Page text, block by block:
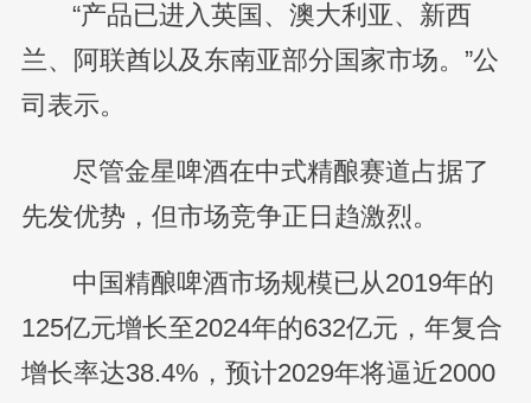
“产品已进入英国、澳大利亚、新西
兰、阿联酋以及东南亚部分国家市场。”公
司表示。
尽管金星啤酒在中式精酿赛道占据了
先发优势，但市场竞争正日趋激烈。
中国精酿啤酒市场规模已从2019年的
125亿元增长至2024年的632亿元，年复合
增长率达38.4%，预计2029年将逼近2000